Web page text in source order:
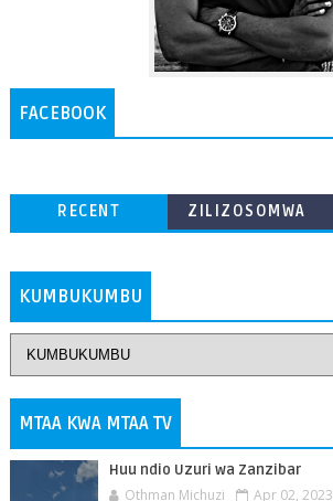
FACEBOOK
RECENT
ZILIZOSOMWA
KUMBUKUMBU
MTAA KWA MTAA TV
Huu ndio Uzuri wa Zanzibar
Othman Michuzi Apr 02, 2023